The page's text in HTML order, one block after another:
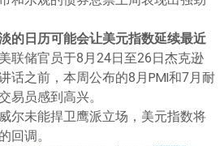
的日历可能会让美元指数延续最近
联储官员于8月24日至26日杰克逊
话之前，本周公布的8月PMI和7月耐
易员感到高兴。
尔未能捍卫鹰派立场，美元指数将
回调。